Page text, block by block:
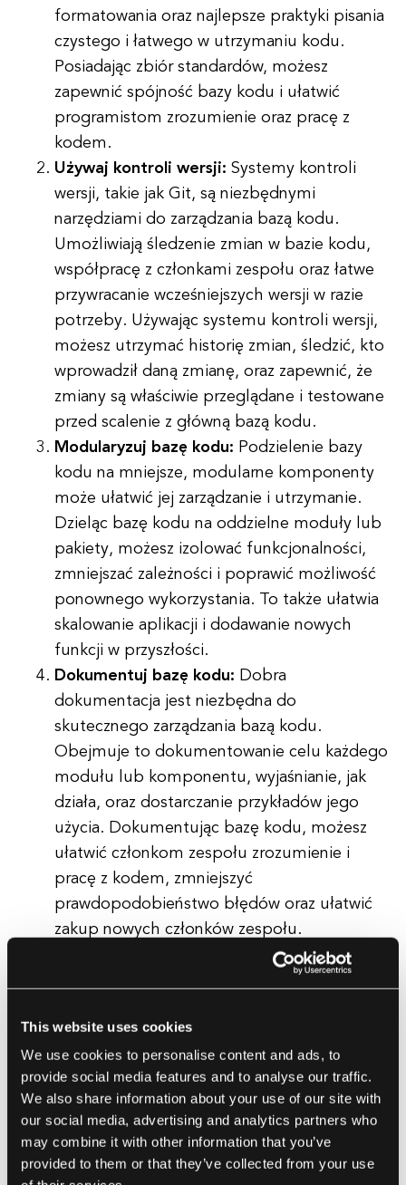
This website uses cookies
We use cookies to personalise content and ads, to
provide social media features and to analyse our traffic.
We also share information about your use of our site with
our social media, advertising and analytics partners who
may combine it with other information that you’ve
provided to them or that they’ve collected from your use
formatowania oraz najlepsze praktyki pisania
czystego i łatwego w utrzymaniu kodu.
Posiadając zbiór standardów, możesz
zapewnić spójność bazy kodu i ułatwić
programistom zrozumienie oraz pracę z
kodem.
Używaj kontroli wersji: Systemy kontroli
wersji, takie jak Git, są niezbędnymi
narzędziami do zarządzania bazą kodu.
Umożliwiają śledzenie zmian w bazie kodu,
współpracę z członkami zespołu oraz łatwe
przywracanie wcześniejszych wersji w razie
potrzeby. Używając systemu kontroli wersji,
możesz utrzymać historię zmian, śledzić, kto
wprowadził daną zmianę, oraz zapewnić, że
zmiany są właściwie przeglądane i testowane
przed scalenie z główną bazą kodu.
Modularyzuj bazę kodu: Podzielenie bazy
kodu na mniejsze, modularne komponenty
może ułatwić jej zarządzanie i utrzymanie.
Dzieląc bazę kodu na oddzielne moduły lub
pakiety, możesz izolować funkcjonalności,
zmniejszać zależności i poprawić możliwość
ponownego wykorzystania. To także ułatwia
skalowanie aplikacji i dodawanie nowych
funkcji w przyszłości.
Dokumentuj bazę kodu: Dobra
dokumentacja jest niezbędna do
skutecznego zarządzania bazą kodu.
Obejmuje to dokumentowanie celu każdego
modułu lub komponentu, wyjaśnianie, jak
działa, oraz dostarczanie przykładów jego
użycia. Dokumentując bazę kodu, możesz
ułatwić członkom zespołu zrozumienie i
pracę z kodem, zmniejszyć
prawdopodobieństwo błędów oraz ułatwić
zakup nowych członków zespołu.
Automatyzuj testowanie i wdrażanie:
Automatyzacja testowania i wdrażania może
niezawodności bazy kodu. Ustawiając
automatyczne testy, możesz wcześnie
wychwytywać błędy, zapobiegać regresjom
oraz zapewnić, że nowy kod spełnia
wymagane standardy jakości. Automatyzacja
wdrażania może również uprościć proces